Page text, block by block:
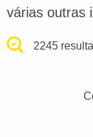
várias outras
2245